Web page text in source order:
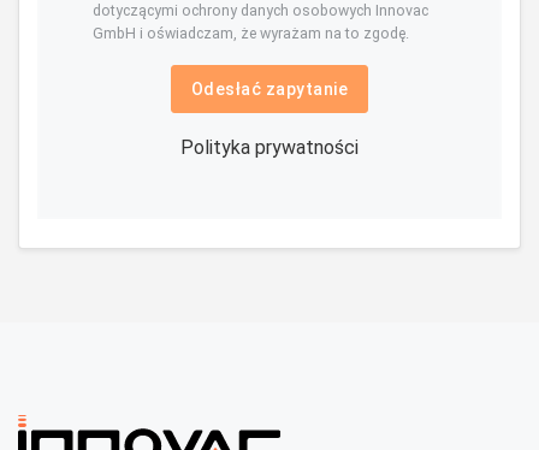
dotyczącymi ochrony danych osobowych Innovac
GmbH i oświadczam, że wyrażam na to zgodę.
Odesłać zapytanie
Polityka prywatności